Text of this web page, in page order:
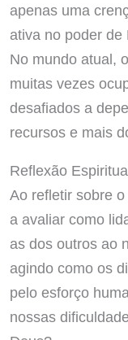
apenas uma
ativa no poder
No mundo atual,
muitas vezes
desafiados a
recursos e mais
Reflexão
Ao refletir sobre
a avaliar como
as dos outros ao
agindo como os
pelo esforço
nossas